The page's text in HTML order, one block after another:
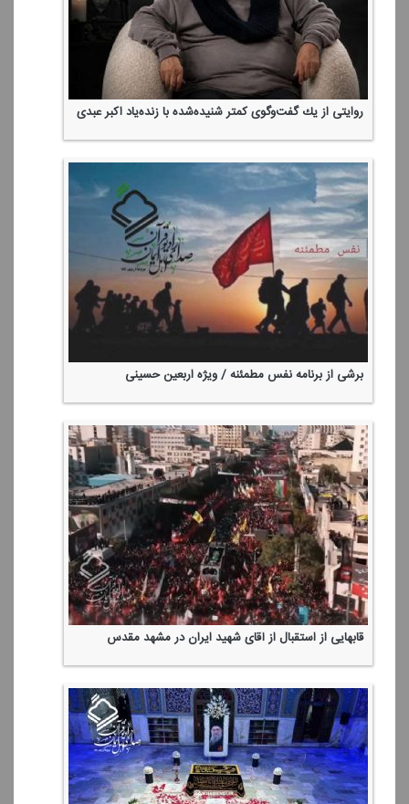
روایتی از یك گفت‌وگوی كمتر شنیده‌شده با زنده‌یاد اكبر عبدی
برشی از برنامه نفس مطمئنه / ویژه اربعین حسینی
قابهایی از استقبال از آقای شهید ایران در مشهد مقدس